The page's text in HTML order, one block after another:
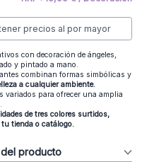
precios al por mayor
con decoración de ángeles,
y pintado a mano.
combinan formas simbólicas y
a cualquier ambiente.
variados para ofrecer una amplia
de tres colores surtidos,
tienda o catálogo.
producto